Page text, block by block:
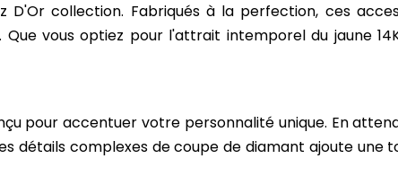
collection. Fabriqués à la perfection, ces
vous optiez pour l'attrait intemporel du jaune
pour accentuer votre personnalité unique. En
détails complexes de coupe de diamant ajoute une